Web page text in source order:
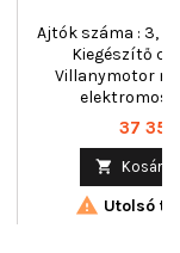
Ajtók száma : 3,
Kiegészítő
Villanymotor
elektromos,
Ár
37 351
 Kosárba
 Utolsó